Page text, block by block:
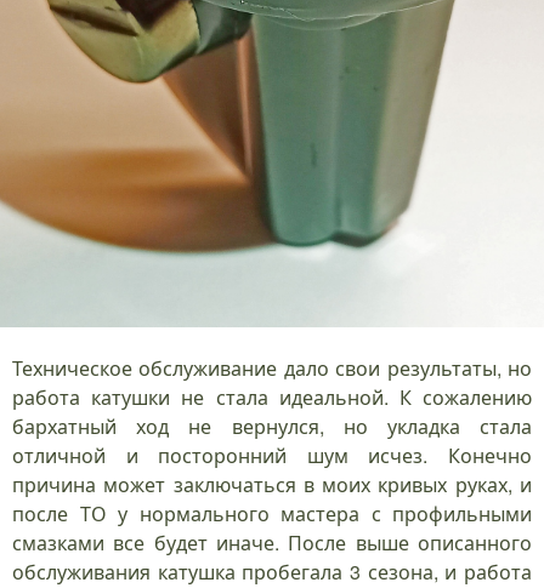
Техническое обслуживание дало свои результаты, но
работа катушки не стала идеальной. К сожалению
бархатный ход не вернулся, но укладка стала
отличной и посторонний шум исчез. Конечно
причина может заключаться в моих кривых руках, и
после ТО у нормального мастера с профильными
смазками все будет иначе. После выше описанного
обслуживания катушка пробегала 3 сезона, и работа